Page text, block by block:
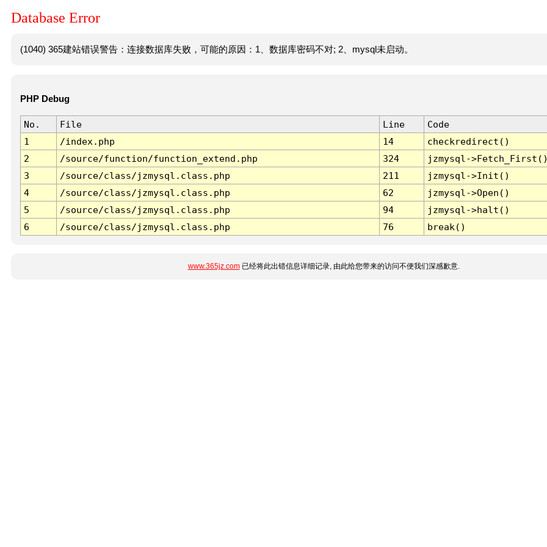
Database Error
(1040) 365建站错误警告：连接数据库失败，可能的原因：1、数据库密码不对; 2、mysql未启动。
PHP Debug
No. File Line
Code
1
/index.php 14
checkredirect()
2
/source/function/function_extend.php 324
jzmysql-
3
/source/class/jzmysql.class.php 211
jzmysql->Init()
4
/source/class/jzmysql.class.php 62
jzmysql->Open()
5
/source/class/jzmysql.class.php 94
jzmysql->halt()
6
/source/class/jzmysql.class.php 76 break()
www.365jz.com已经将此出错信息详细记录, 由此给您带来的访问不便我们深感歉意.